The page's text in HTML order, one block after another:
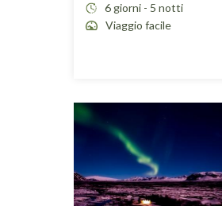
6 giorni - 5 notti
Viaggio facile